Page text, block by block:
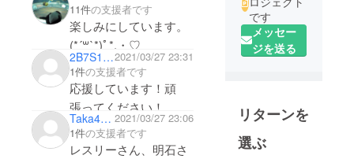
11件の支援者です
楽しみにしています。
(*´꒳`*)ﾟ*.・♡
2B7S1N5E2021/03/27 23:31
1件の支援者です
応援しています！頑
張ってください！
Taka412247 2021/03/27 23:06
1件の支援者です
レスリーさん、明石さ
です
メッセー
ジを送る
リターンを
選ぶ